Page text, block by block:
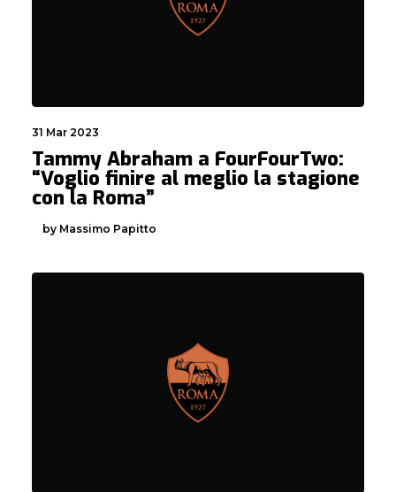
31 Mar 2023
Tammy Abraham a FourFourTwo:
“Voglio finire al meglio la stagione
con la Roma”
by Massimo Papitto